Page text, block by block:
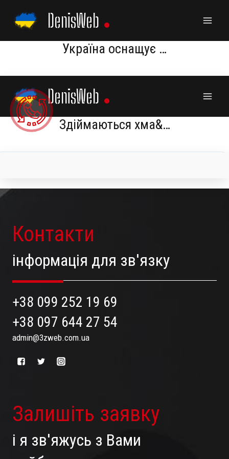
content
DenisWeb
Україна оснащує …
Контакти
інформація для зв'язку
+38 099 252 19 69
+38 097 644 27 54
admin@3zweb.com.ua
Залишіть заявку
і я зв'яжусь з Вами